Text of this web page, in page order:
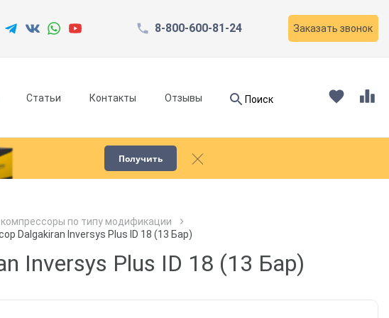
8-800-600-81-24 Заказать звонок
Пескоструйное оборудование
Статьи Контакты Отзывы Поиск
Получить
по типу модификации
Dalgakiran Inversys Plus ID 18 (13 Бар)
Inversys Plus ID 18 (13 Бар)